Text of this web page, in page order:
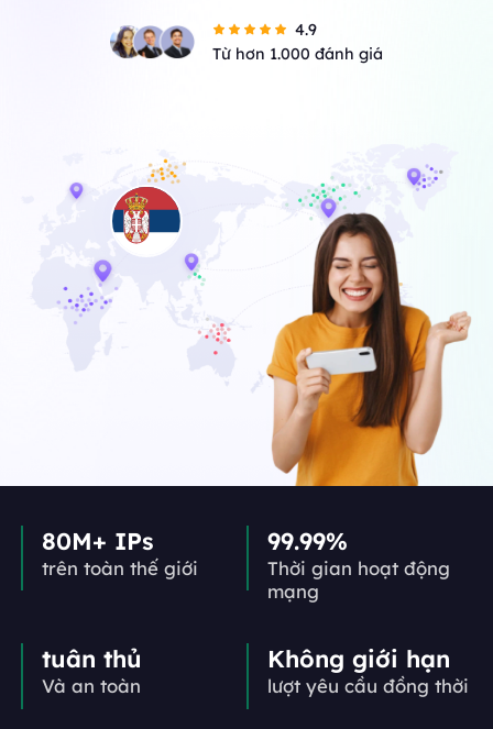
4.9
Từ hơn 1.000 đánh giá
80M+ IPs
trên toàn thế giới
99.99%
Thời gian hoạt động
mạng
tuân thủ
Và an toàn
Không giới hạn
lượt yêu cầu đồng thời